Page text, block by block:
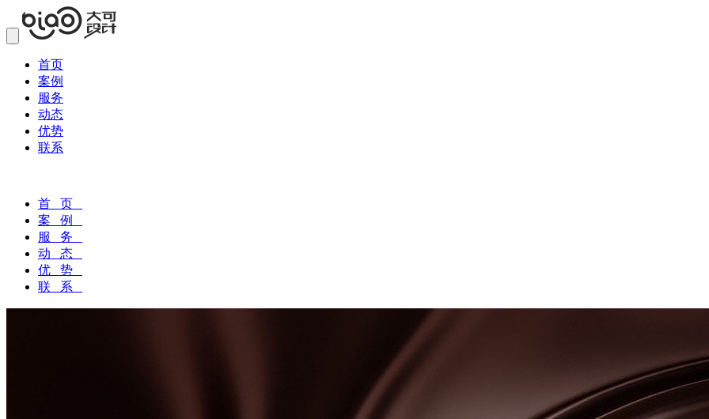
首页
案例
服务
动态
优势
联系
首 页
案 例
服 务
动 态
优 势
联 系